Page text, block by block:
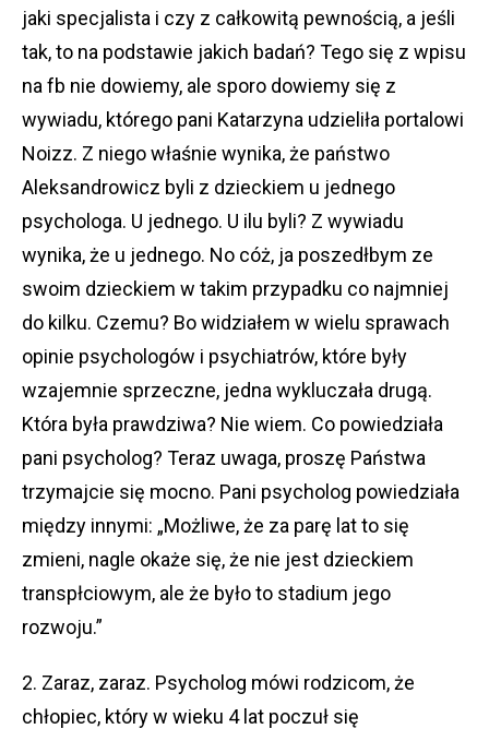
jaki specjalista i czy z całkowitą pewnością, a jeśli
tak, to na podstawie jakich badań? Tego się z wpisu
na fb nie dowiemy, ale sporo dowiemy się z
wywiadu, którego pani Katarzyna udzieliła portalowi
Noizz. Z niego właśnie wynika, że państwo
Aleksandrowicz byli z dzieckiem u jednego
psychologa. U jednego. U ilu byli? Z wywiadu
wynika, że u jednego. No cóż, ja poszedłbym ze
swoim dzieckiem w takim przypadku co najmniej
do kilku. Czemu? Bo widziałem w wielu sprawach
opinie psychologów i psychiatrów, które były
wzajemnie sprzeczne, jedna wykluczała drugą.
Która była prawdziwa? Nie wiem. Co powiedziała
pani psycholog? Teraz uwaga, proszę Państwa
trzymajcie się mocno. Pani psycholog powiedziała
między innymi: „Możliwe, że za parę lat to się
zmieni, nagle okaże się, że nie jest dzieckiem
transpłciowym, ale że było to stadium jego
rozwoju.”
2. Zaraz, zaraz. Psycholog mówi rodzicom, że
chłopiec, który w wieku 4 lat poczuł się